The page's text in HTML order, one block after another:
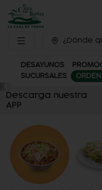
¿Dónde
DESAYUNOS
SUCURSALES
Descarga nuestra
APP